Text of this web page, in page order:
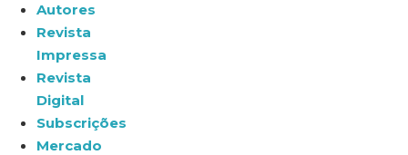
Autores
Revista
Impressa
Revista
Digital
Subscrições
Mercado